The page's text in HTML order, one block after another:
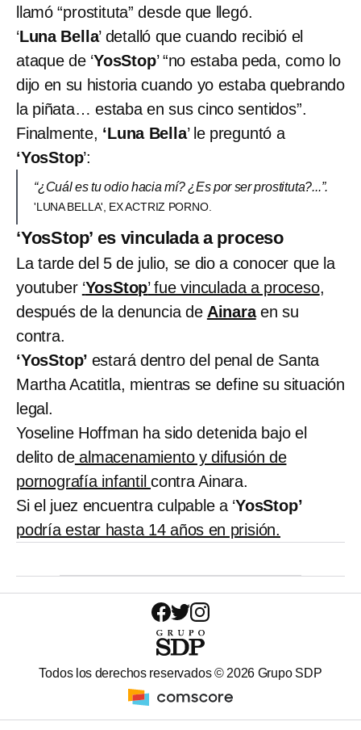
llamó “prostituta” desde que llegó.
‘Luna Bella’ detalló que cuando recibió el
ataque de ‘YosStop’ “no estaba peda, como lo
dijo en su historia cuando yo estaba quebrando
la piñata… estaba en sus cinco sentidos”.
Finalmente, ‘Luna Bella’ le preguntó a
‘YosStop’:
“¿Cuál es tu odio hacia mí? ¿Es por ser prostituta?...”.
'LUNA BELLA', EX ACTRIZ PORNO.
‘YosStop’ es vinculada a proceso
La tarde del 5 de julio, se dio a conocer que la
youtuber ‘YosStop’ fue vinculada a proceso,
después de la denuncia de Ainaraen su
contra.
‘YosStop’ estará dentro del penal de Santa
Martha Acatitla, mientras se define su situación
legal.
Yoseline Hoffman ha sido detenida bajo el
delito dealmacenamiento y difusión de
pornografía infantilcontra Ainara.
Si el juez encuentra culpable a ‘YosStop’
podría estar hasta 14 años en prisión.
Todos los derechos reservados © 2026 Grupo SDP